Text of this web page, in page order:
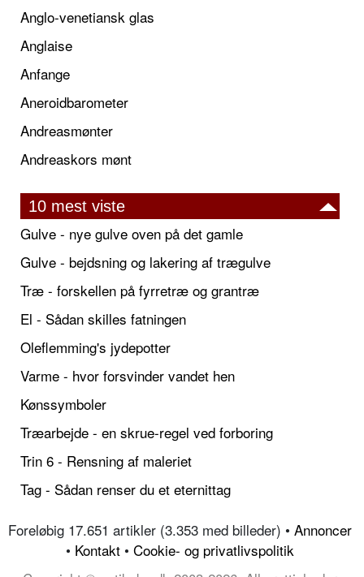
Anglo-venetiansk glas
Anglaise
Anfange
Aneroidbarometer
Andreasmønter
Andreaskors mønt
10 mest viste
Gulve - nye gulve oven på det gamle
Gulve - bejdsning og lakering af trægulve
Træ - forskellen på fyrretræ og grantræ
El - Sådan skilles fatningen
Oleflemming's jydepotter
Varme - hvor forsvinder vandet hen
Kønssymboler
Træarbejde - en skrue-regel ved forboring
Trin 6 - Rensning af maleriet
Tag - Sådan renser du et eternittag
Foreløbig 17.651 artikler (3.353 med billeder) • Annoncer
• Kontakt • Cookie- og privatlivspolitik